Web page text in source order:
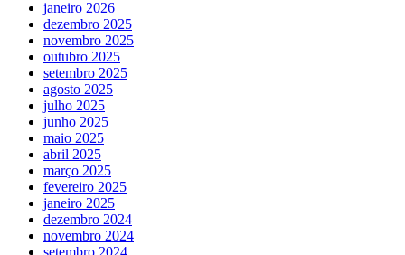
janeiro 2026
dezembro 2025
novembro 2025
outubro 2025
setembro 2025
agosto 2025
julho 2025
junho 2025
maio 2025
abril 2025
março 2025
fevereiro 2025
janeiro 2025
dezembro 2024
novembro 2024
setembro 2024